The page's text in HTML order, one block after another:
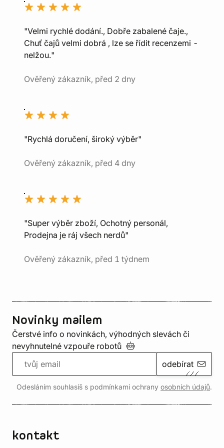
"Velmi rychlé dodání., Dobře zabalené čaje.,
Chuť čajů velmi dobrá , lze se řídit recenzemi -
nelžou."
Ověřený zákazník, před 2 dny
"Rychlá doručení, široký výběr"
Ověřený zákazník, před 4 dny
"Super výběr zboží, Ochotný personál,
Prodejna je ráj všech nerdů"
Ověřený zákazník, před 1 týdnem
Novinky mailem
Čerstvé info o novinkách, výhodných slevách či
nevyhnutelné vzpouře robotů
odebírat
Odesláním souhlasíš s podmínkami ochrany osobních údajů.
kontakt